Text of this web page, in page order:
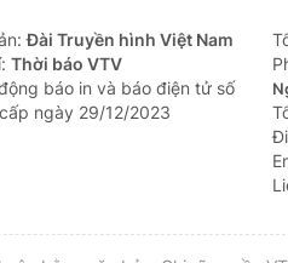
Đài Truyền hình Việt Nam
Thời báo VTV
báo in và báo điện tử số
ngày 29/12/2023